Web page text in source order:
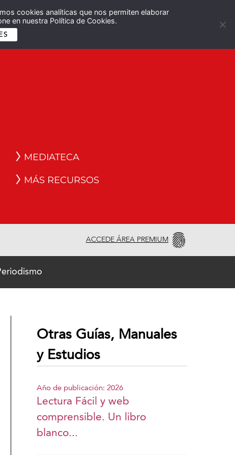
cookies analíticas que nos permiten elaborar
en nuestra Política de Cookies.
Español English
MEDIATECA
MÁS RECURSOS
ACCEDE ÁREA PREMIUM
Otras Guías, Manuales
y Estudios
Año de publicación: 2026
Lectura Fácil y web
comprensible. Un libro
blanco...